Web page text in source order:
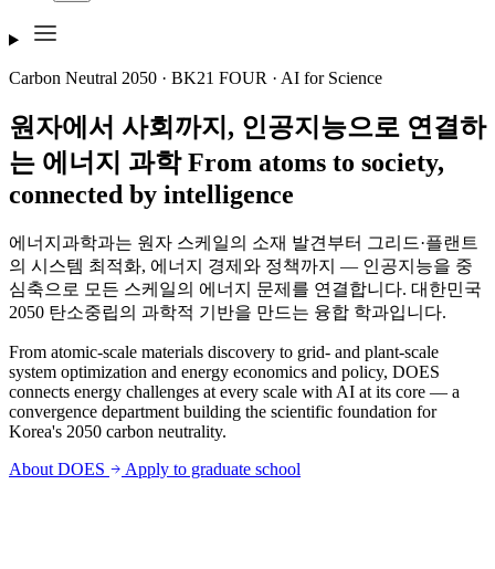
Carbon Neutral 2050 · BK21 FOUR · AI for Science
원자에서 사회까지, 인공지능으로 연결하
는 에너지 과학From atoms to society,
connected by intelligence
에너지과학과는 원자 스케일의 소재 발견부터 그리드·플랜트
의 시스템 최적화, 에너지 경제와 정책까지 — 인공지능을 중
심축으로 모든 스케일의 에너지 문제를 연결합니다. 대한민국
2050 탄소중립의 과학적 기반을 만드는 융합 학과입니다.
From atomic-scale materials discovery to grid- and plant-scale
system optimization and energy economics and policy, DOES
connects energy challenges at every scale with AI at its core — a
convergence department building the scientific foundation for
Korea's 2050 carbon neutrality.
About DOES
Apply to graduate school